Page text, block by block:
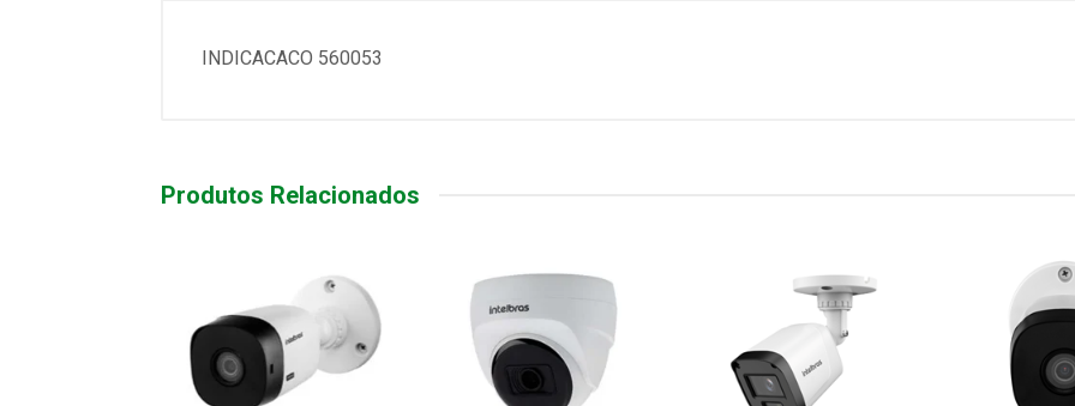
INDICACACO 560053
Produtos Relacionados